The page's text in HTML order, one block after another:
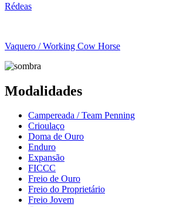
Rédeas
Vaquero / Working Cow Horse
Modalidades
Campereada / Team Penning
Crioulaço
Doma de Ouro
Enduro
Expansão
FICCC
Freio de Ouro
Freio do Proprietário
Freio Jovem